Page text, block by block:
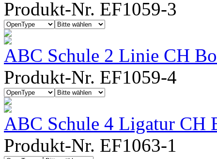
Produkt-Nr. EF1059-3
ABC Schule 2 Linie CH
Produkt-Nr. EF1059-4
ABC Schule 4 Ligatur CH
Produkt-Nr. EF1063-1